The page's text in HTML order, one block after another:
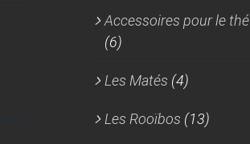
Accessoires pour le thé
(6)
Les Matés (4)
Les Rooïbos (13)